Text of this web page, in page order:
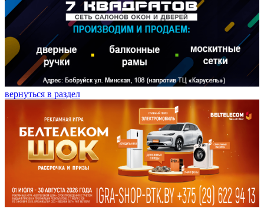
вернуться в раздел